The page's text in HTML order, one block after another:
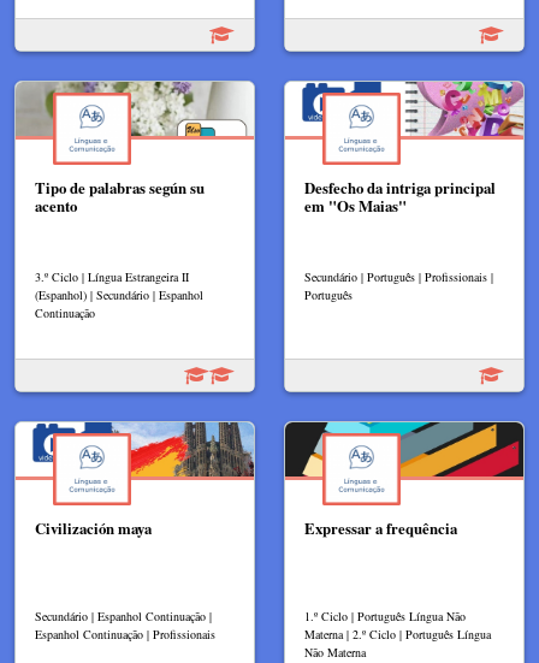
Tipo de palabras según su
acento
3.º Ciclo | Língua Estrangeira II
(Espanhol) | Secundário | Espanhol
Continuação
Desfecho da intriga principal
em "Os Maias"
Secundário | Português | Profissionais |
Português
Civilización maya
Secundário | Espanhol Continuação |
Espanhol Continuação | Profissionais
Expressar a frequência
1.º Ciclo | Português Língua Não
Materna | 2.º Ciclo | Português Língua
Não Materna